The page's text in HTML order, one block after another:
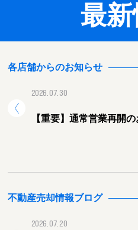
最
各店舗からのお知らせ
2026.07.30
【重要】通常営業再開
不動産売却情報ブログ
2026.07.20